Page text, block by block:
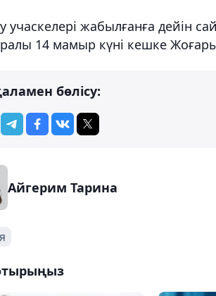
учаскелері жабылғанға дейін
14 мамыр күні кешке
бөлісу:
Айгерим Тарина